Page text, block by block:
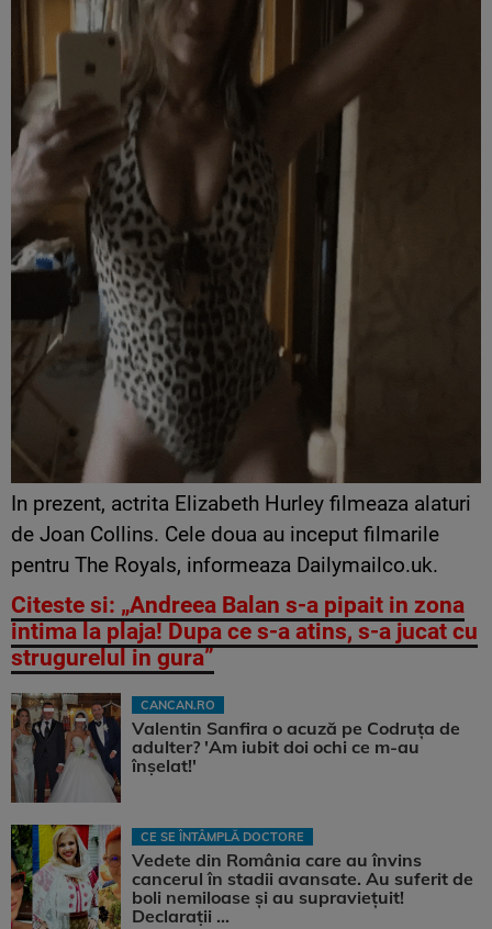
In prezent, actrita Elizabeth Hurley filmeaza alaturi
de Joan Collins. Cele doua au inceput filmarile
pentru The Royals, informeaza Dailymailco.uk.
Citeste si: „Andreea Balan s-a pipait in zona
intima la plaja! Dupa ce s-a atins, s-a jucat cu
strugurelul in gura”
CANCAN.RO
Valentin Sanfira o acuză pe Codruța de
adulter? 'Am iubit doi ochi ce m-au
înșelat!'
CE SE ÎNTÂMPLĂ DOCTORE
Vedete din România care au învins
cancerul în stadii avansate. Au suferit de
boli nemiloase şi au supravieţuit!
Declarații ...